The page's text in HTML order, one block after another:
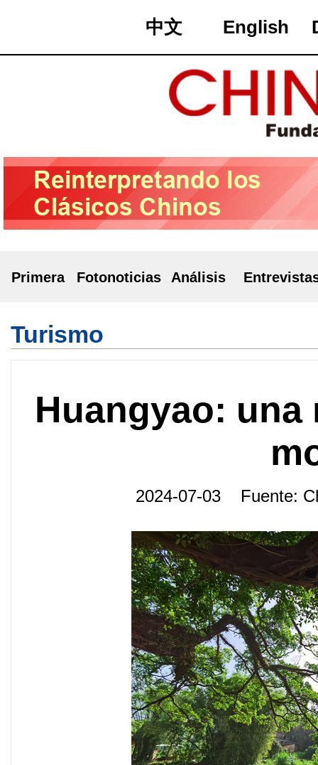
中文 English
Primera Fotonoticias Análisis
Turismo
Huangyao: una
2024-07-03 Fuente: